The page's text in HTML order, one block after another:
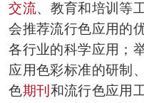
交流、教育和培训等
会推荐流行色应用的
各行业的科学应用；
应用色彩标准的研制
色期刊 和流行色应用